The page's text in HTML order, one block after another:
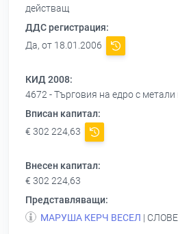
действащ
ДДС регистрация:
Да, от 18.01.2006
КИД 2008:
4672 - Търговия на едро с метали
Вписан капитал:
€ 302 224,63
Внесен капитал:
€ 302 224,63
Представляващи:
МАРУША КЕРЧ ВЕСЕЛ |